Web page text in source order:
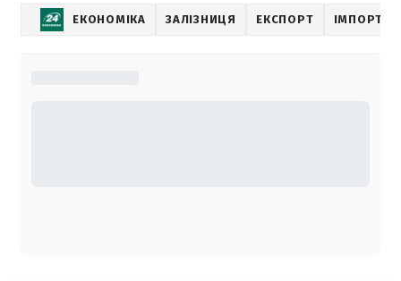
ЕКОНОМІКА ЗАЛІЗНИЦЯ ЕКСПОРТ ІМПОРТ